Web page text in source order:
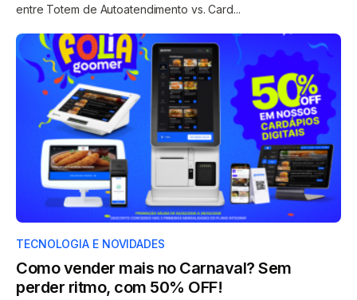
entre Totem de Autoatendimento vs. Card...
TECNOLOGIA E NOVIDADES
Como vender mais no Carnaval? Sem
perder ritmo, com 50% OFF!